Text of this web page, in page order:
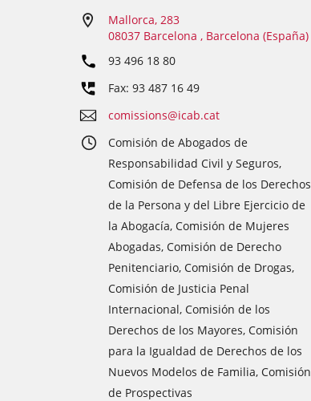
Mallorca, 283
08037 Barcelona , Barcelona (España)
93 496 18 80
Fax: 93 487 16 49
comissions@icab.cat
Comisión de Abogados de
Responsabilidad Civil y Seguros,
Comisión de Defensa de los Derechos
de la Persona y del Libre Ejercicio de
la Abogacía, Comisión de Mujeres
Abogadas, Comisión de Derecho
Penitenciario, Comisión de Drogas,
Comisión de Justicia Penal
Internacional, Comisión de los
Derechos de los Mayores, Comisión
para la Igualdad de Derechos de los
Nuevos Modelos de Familia, Comisión
de Prospectivas